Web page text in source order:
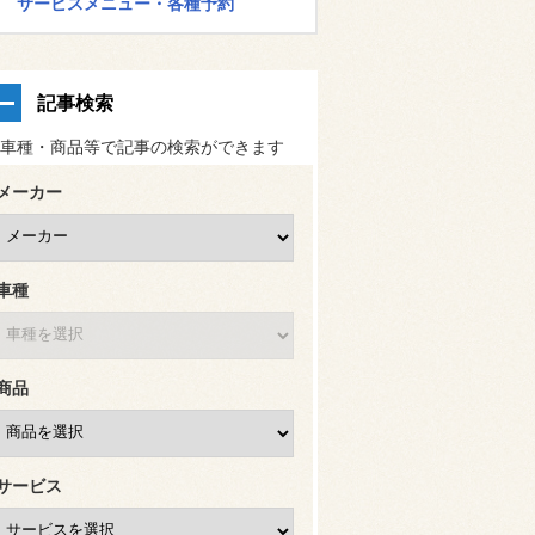
記事検索
種・商品等で記事の検索ができます
ーカー
種
品
ービス